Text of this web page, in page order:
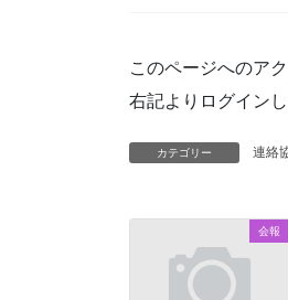
このページへのア
右記よりログインし
カテゴリー 連絡
会報